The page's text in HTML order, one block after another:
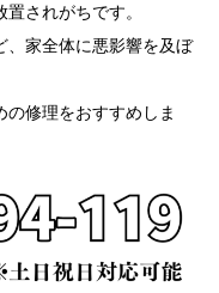
されがちです。
、家全体に悪影響を及ぼ
修理をおすすめしま